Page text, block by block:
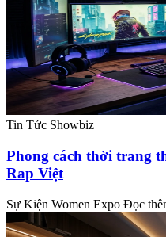
Tin Tức Showbiz
Phong cách thời trang
Rap Việt
Sự Kiện Women Expo Đọc